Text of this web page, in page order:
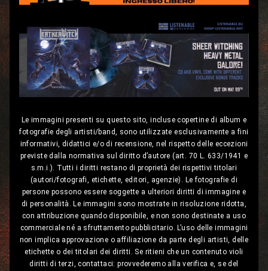
Le immagini presenti su questo sito, incluse copertine di album e
fotografie degli artisti/band, sono utilizzate esclusivamente a fini
informativi, didattici e/o di recensione, nel rispetto delle eccezioni
previste dalla normativa sul diritto d’autore (art. 70 L. 633/1941 e
s.m.i.). Tutti i diritti restano di proprietà dei rispettivi titolari
(autori/fotografi, etichette, editori, agenzie). Le fotografie di
persone possono essere soggette a ulteriori diritti di immagine e
di personalità. Le immagini sono mostrate in risoluzione ridotta,
con attribuzione quando disponibile, e non sono destinate a uso
commerciale né a sfruttamento pubblicitario. L’uso delle immagini
non implica approvazione o affiliazione da parte degli artisti, delle
etichette o dei titolari dei diritti. Se ritieni che un contenuto violi
diritti di terzi, contattaci: provvederemo alla verifica e, se del